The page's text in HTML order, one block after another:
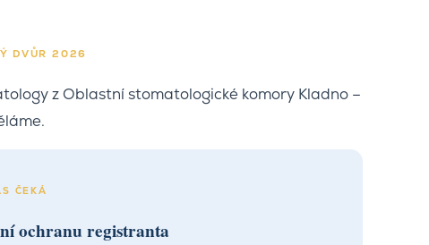
DVŮR 2026
z Oblastní stomatologické komory Kladno –
ČEKÁ
ochranu registranta